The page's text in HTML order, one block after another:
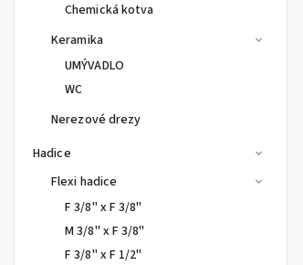
Chemická kotva
Keramika
UMÝVADLO
WC
Nerezové drezy
Hadice
Flexi hadice
F 3/8" x F 3/8"
M 3/8" x F 3/8"
F 3/8" x F 1/2"